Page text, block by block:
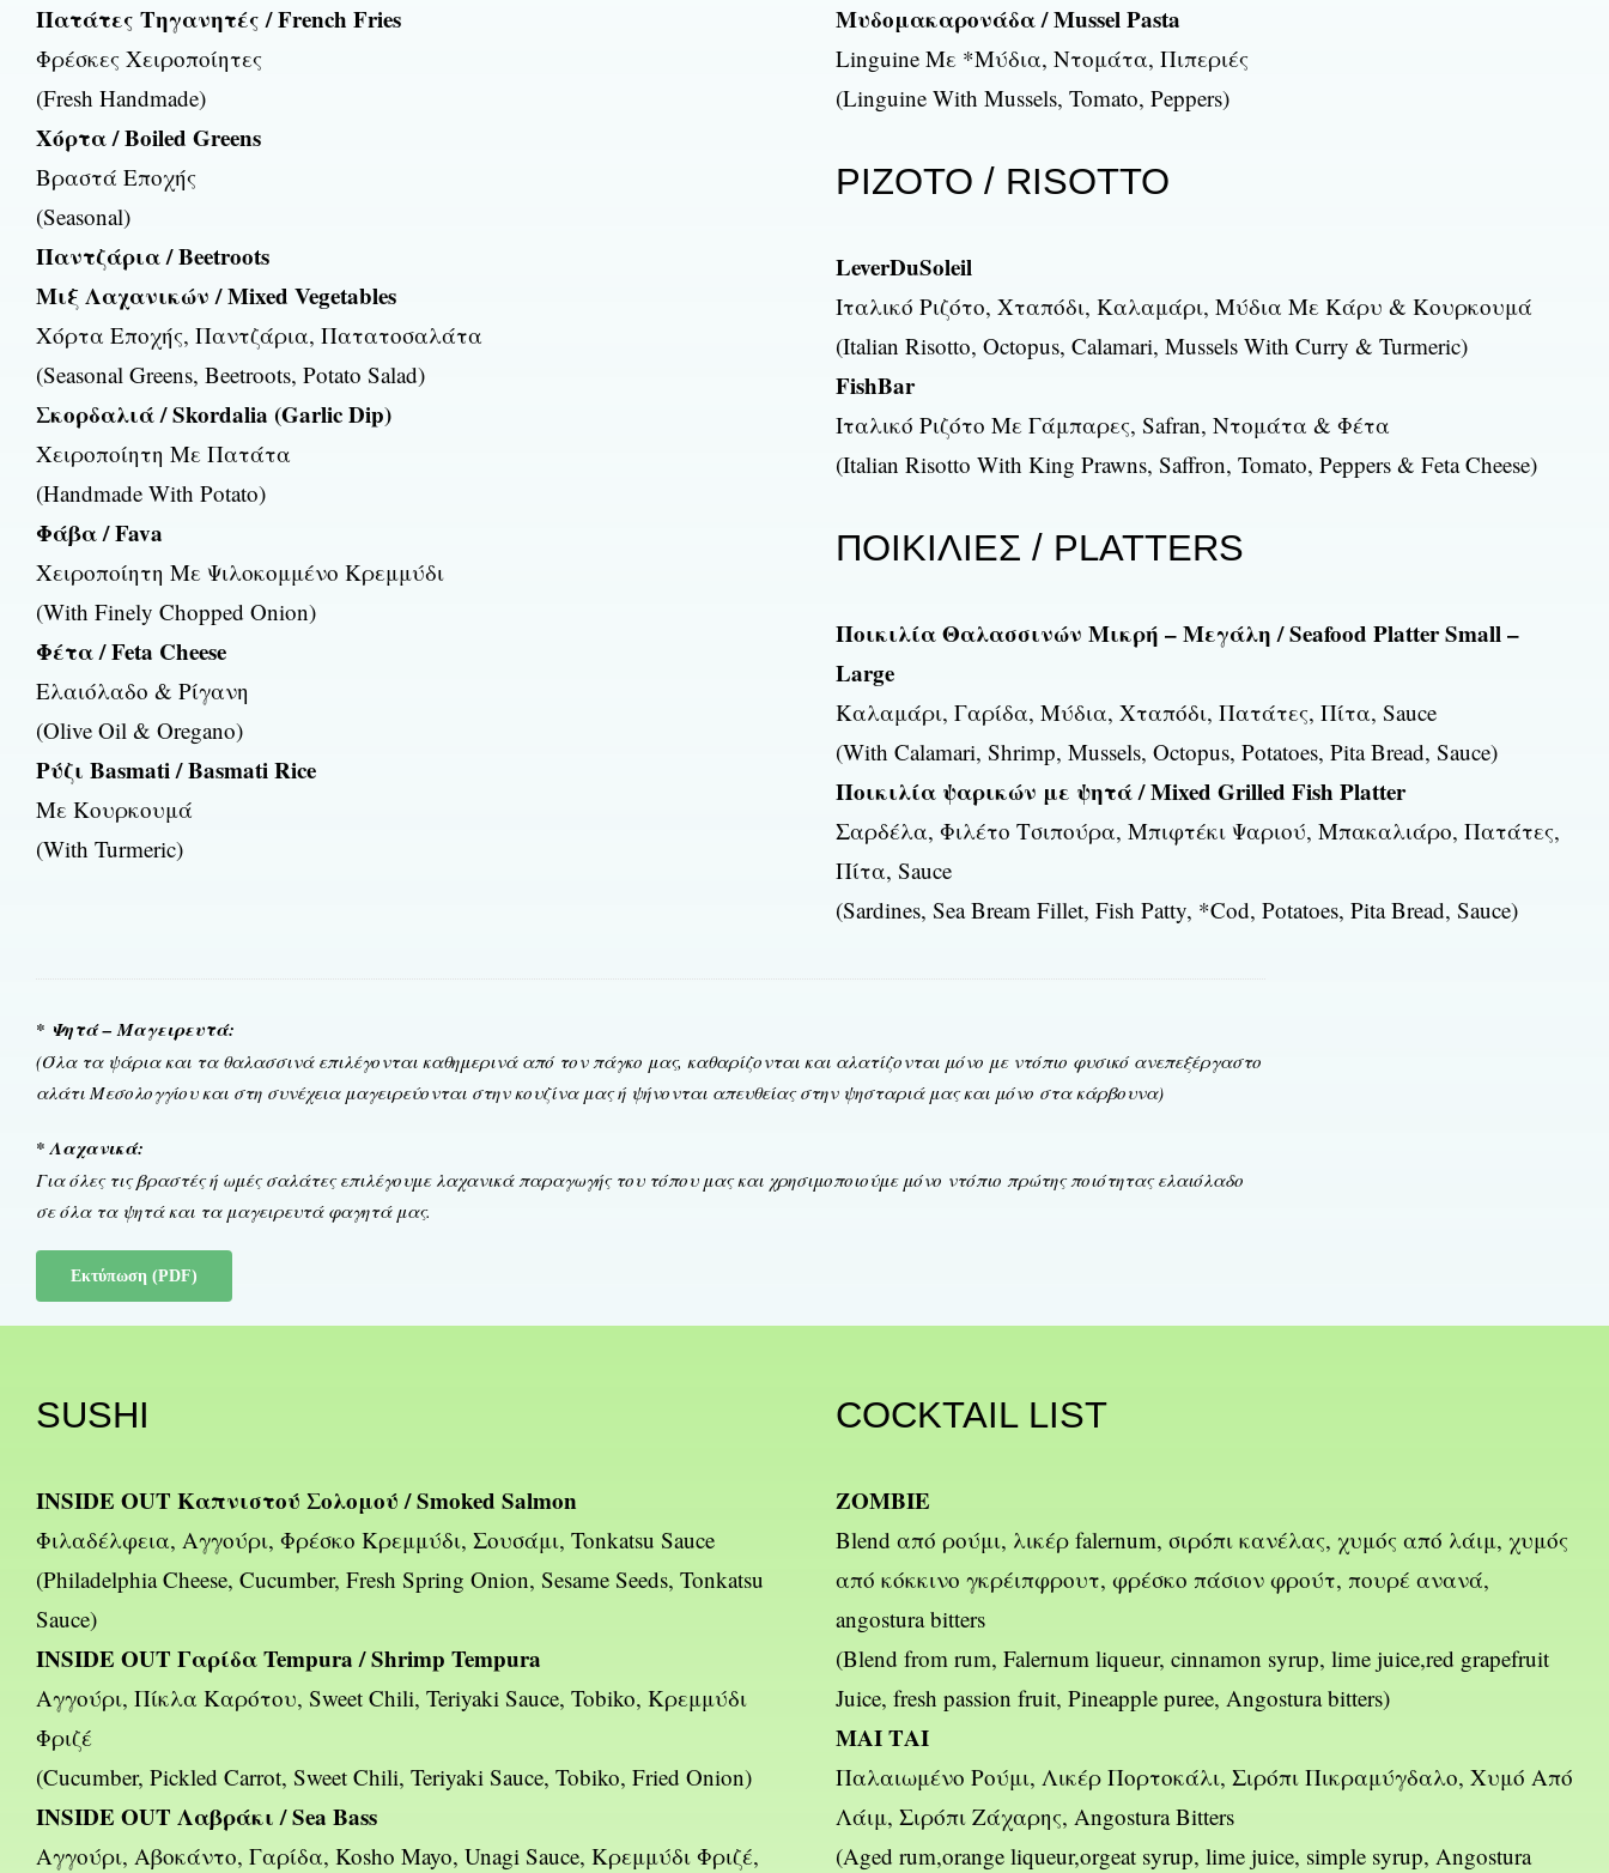
Πατάτες Τηγανητές / French Fries
Φρέσκες Χειροποίητες
(Fresh Handmade)
Χόρτα / Boiled Greens
Βραστά Εποχής
(Seasonal)
Παντζάρια / Beetroots
Μιξ Λαχανικών / Mixed Vegetables
Χόρτα Εποχής, Παντζάρια, Πατατοσαλάτα
(Seasonal Greens, Beetroots, Potato Salad)
Σκορδαλιά / Skordalia (Garlic Dip)
Χειροποίητη Με Πατάτα
(Handmade With Potato)
Φάβα / Fava
Χειροποίητη Με Ψιλοκομμένο Κρεμμύδι
(With Finely Chopped Onion)
Φέτα / Feta Cheese
Ελαιόλαδο & Ρίγανη
(Olive Oil & Oregano)
Ρύζι Basmati / Basmati Rice
Με Κουρκουμά
(With Turmeric)
Μυδομακαρονάδα / Mussel Pasta
Linguine Με *Μύδια, Ντομάτα, Πιπεριές
(Linguine With Mussels, Tomato, Peppers)
ΡΙΖΟΤΟ / RISOTTO
LeverDuSoleil
Ιταλικό Ριζότο, Χταπόδι, Καλαμάρι, Μύδια Με Κάρυ & Κουρκουμά
(Italian Risotto, Octopus, Calamari, Mussels With Curry & Turmeric)
FishBar
Ιταλικό Ριζότο Με Γάμπαρες, Safran, Ντομάτα & Φέτα
(Italian Risotto With King Prawns, Saffron, Tomato, Peppers & Feta Cheese)
ΠΟΙΚΙΛΙΕΣ / PLATTERS
Ποικιλία Θαλασσινών Μικρή – Μεγάλη / Seafood Platter Small –
Large
Καλαμάρι, Γαρίδα, Μύδια, Χταπόδι, Πατάτες, Πίτα, Sauce
(With Calamari, Shrimp, Mussels, Octopus, Potatoes, Pita Bread, Sauce)
Ποικιλία ψαρικών με ψητά / Mixed Grilled Fish Platter
Σαρδέλα, Φιλέτο Τσιπούρα, Μπιφτέκι Ψαριού, Μπακαλιάρο, Πατάτες,
Πίτα, Sauce
(Sardines, Sea Bream Fillet, Fish Patty, *Cod, Potatoes, Pita Bread, Sauce)
* Ψητά – Μαγειρευτά:
(Όλα τα ψάρια και τα θαλασσινά επιλέγονται καθημερινά από τον πάγκο μας, καθαρίζονται και αλατίζονται μόνο με ντόπιο φυσικό ανεπεξέργαστο
αλάτι Μεσολογγίου και στη συνέχεια μαγειρεύονται στην κουζίνα μας ή ψήνονται απευθείας στην ψησταριά μας και μόνο στα κάρβουνα)
* Λαχανικά:
Για όλες τις βραστές ή ωμές σαλάτες επιλέγουμε λαχανικά παραγωγής του τόπου μας και χρησιμοποιούμε μόνο ντόπιο πρώτης ποιότητας ελαιόλαδο
σε όλα τα ψητά και τα μαγειρευτά φαγητά μας.
Εκτύπωση (PDF)
SUSHI
INSIDE OUT Καπνιστού Σολομού / Smoked Salmon
Φιλαδέλφεια, Αγγούρι, Φρέσκο Κρεμμύδι, Σουσάμι, Tonkatsu Sauce
(Philadelphia Cheese, Cucumber, Fresh Spring Onion, Sesame Seeds, Tonkatsu
Sauce)
INSIDE OUT Γαρίδα Tempura / Shrimp Tempura
Αγγούρι, Πίκλα Καρότου, Sweet Chili, Teriyaki Sauce, Tobiko, Κρεμμύδι
Φριζέ
(Cucumber, Pickled Carrot, Sweet Chili, Teriyaki Sauce, Tobiko, Fried Onion)
INSIDE OUT Λαβράκι / Sea Bass
Αγγούρι, Αβοκάντο, Γαρίδα, Kosho Mayo, Unagi Sauce, Κρεμμύδι Φριζέ,
COCKTAIL LIST
ZOMBIE
Blend από ρούμι, λικέρ falernum, σιρόπι κανέλας, χυμός από λάιμ, χυμός
από κόκκινο γκρέιπφρουτ, φρέσκο πάσιον φρούτ, πουρέ ανανά,
angostura bitters
(Blend from rum, Falernum liqueur, cinnamon syrup, lime juice,red grapefruit
Juice, fresh passion fruit, Pineapple puree, Angostura bitters)
ΜΑΙ ΤΑΙ
Παλαιωμένο Ρούμι, Λικέρ Πορτοκάλι, Σιρόπι Πικραμύγδαλο, Χυμό Από
Λάιμ, Σιρόπι Ζάχαρης, Angostura Bitters
(Aged rum,orange liqueur,orgeat syrup, lime juice, simple syrup, Angostura